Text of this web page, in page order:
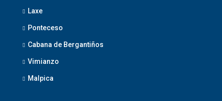
Laxe
Ponteceso
Cabana de Bergantiños
Vimianzo
Malpica